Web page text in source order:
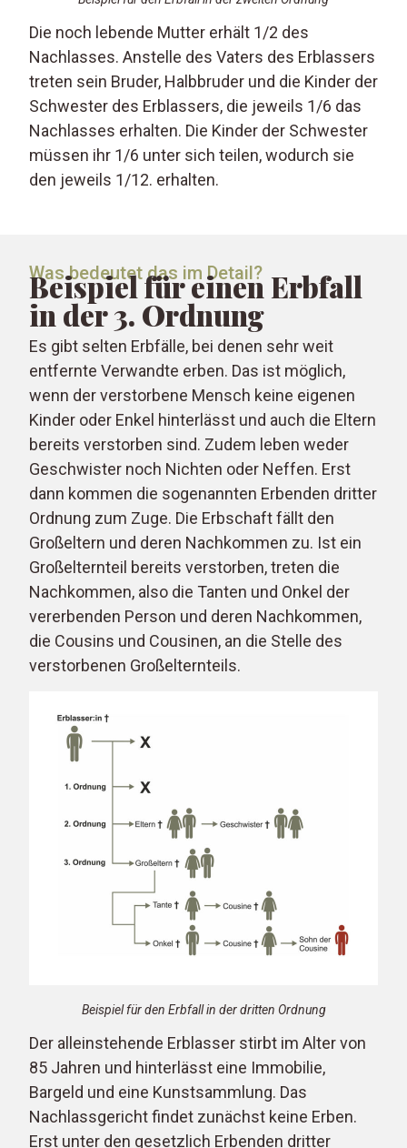
Die noch lebende Mutter erhält 1/2 des
Nachlasses. Anstelle des Vaters des Erblassers
treten sein Bruder, Halbbruder und die Kinder der
Schwester des Erblassers, die jeweils 1/6 das
Nachlasses erhalten. Die Kinder der Schwester
müssen ihr 1/6 unter sich teilen, wodurch sie
den jeweils 1/12. erhalten.
Was bedeutet das im Detail?
Beispiel für einen Erbfall
in der 3. Ordnung
Es gibt selten Erbfälle, bei denen sehr weit
entfernte Verwandte erben. Das ist möglich,
wenn der verstorbene Mensch keine eigenen
Kinder oder Enkel hinterlässt und auch die Eltern
bereits verstorben sind. Zudem leben weder
Geschwister noch Nichten oder Neffen. Erst
dann kommen die sogenannten Erbenden dritter
Ordnung zum Zuge. Die Erbschaft fällt den
Großeltern und deren Nachkommen zu. Ist ein
Großelternteil bereits verstorben, treten die
Nachkommen, also die Tanten und Onkel der
vererbenden Person und deren Nachkommen,
die Cousins und Cousinen, an die Stelle des
verstorbenen Großelternteils.
Beispiel für den Erbfall in der dritten Ordnung
Der alleinstehende Erblasser stirbt im Alter von
85 Jahren und hinterlässt eine Immobilie,
Bargeld und eine Kunstsammlung. Das
Nachlassgericht findet zunächst keine Erben.
Erst unter den gesetzlich Erbenden dritter